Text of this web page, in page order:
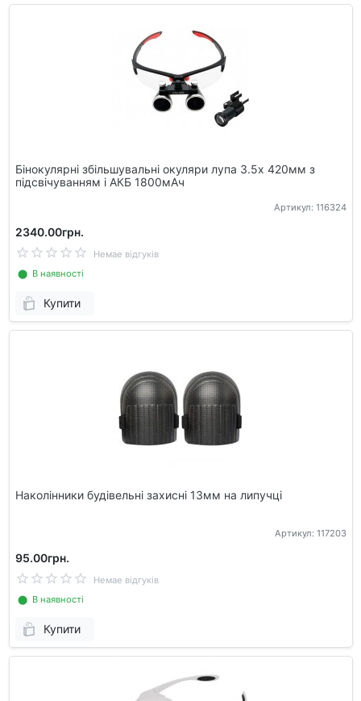
Бінокулярні збільшувальні окуляри лупа 3.5х 420мм з
підсвічуванням і АКБ 1800мАч
Артикул: 116324
2340.00грн.
Немае відгуків
⬤ В наявності
Купити
Наколінники будівельні захисні 13мм на липучці
Артикул: 117203
95.00грн.
Немае відгуків
⬤ В наявності
Купити